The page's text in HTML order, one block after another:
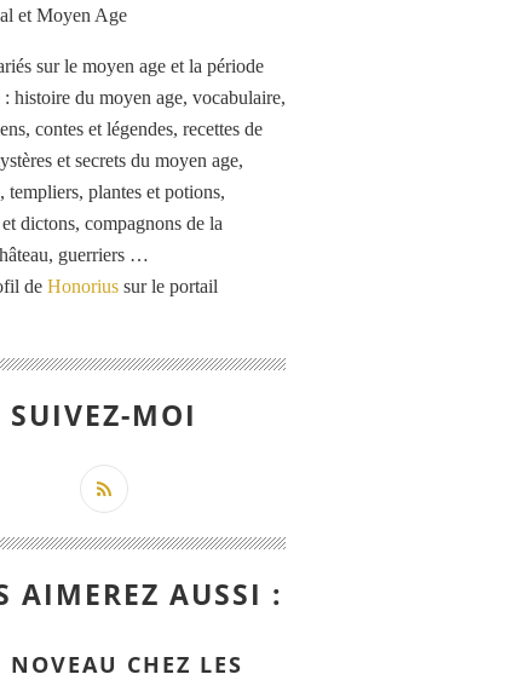
sur le moyen age et la période
: histoire du moyen age, vocabulaire,
contes et légendes, recettes de
et secrets du moyen age,
templiers, plantes et potions,
dictons, compagnons de la
guerriers …
de Honorius sur le portail
SUIVEZ-MOI
AIMEREZ AUSSI :
NOVEAU CHEZ LES